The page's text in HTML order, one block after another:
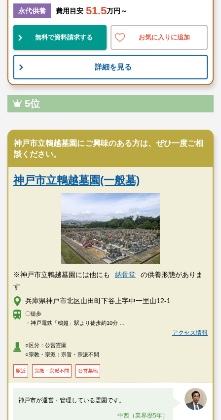
永代供養 費用目安 51.5万円～
無料で資料請求する お気に入りに追加
詳細を見る
5位
神戸市立鵯越墓園にご興味のある方は、ぜひ一度ご相
談ください。
神戸市立鵯越墓園(一般墓)
※神戸市立鵯越墓園には他にも 納骨堂
の供養形態がありま
す
兵庫県神戸市北区山田町下谷上字中一里山12-1
〇徒歩
・神戸電鉄「鵯越」駅より徒歩約10分
〇車
・JR神戸線「神戸」駅よりタクシーで約20分
アクセス情報
○区分：公営霊園
○宗教・宗派：宗旨・宗派不問
駅近 宗教・宗派不問 公営墓地
神戸市が運営・管理している霊園です。
中西（業界歴5年）